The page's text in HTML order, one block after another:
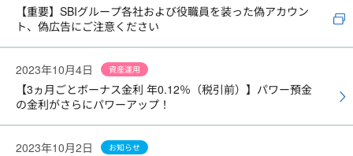
【重要】SBIグループ各社および役職員を装った偽アカウン
ト、偽広告にご注意ください
2023年10月4日 資産運用
【3ヵ月ごとボーナス金利 年0.12％（税引前）】パワー預金
の金利がさらにパワーアップ！
2023年10月2日 お知らせ